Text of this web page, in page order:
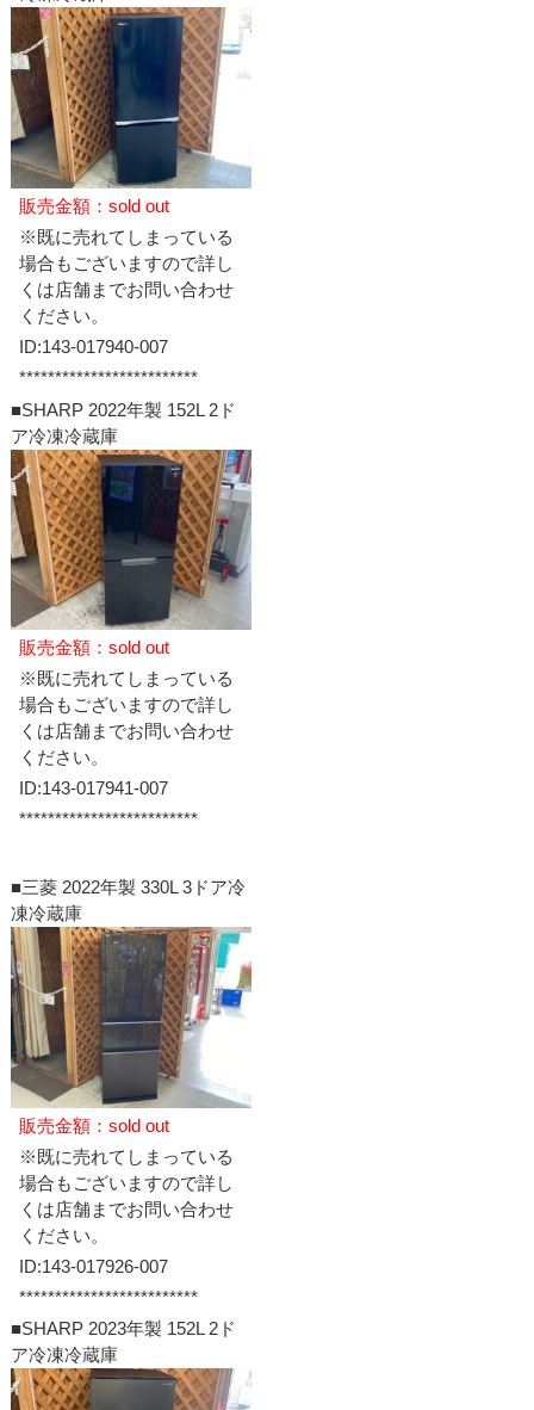
販売金額：sold out
※既に売れてしまっている
場合もございますので詳し
くは店舗までお問い合わせ
ください。
ID:143-017940-007
*************************
■SHARP 2022年製 152L 2ド
ア冷凍冷蔵庫
販売金額：sold out
※既に売れてしまっている
場合もございますので詳し
くは店舗までお問い合わせ
ください。
ID:143-017941-007
*************************
■三菱 2022年製 330L 3ドア冷
凍冷蔵庫
販売金額：sold out
※既に売れてしまっている
場合もございますので詳し
くは店舗までお問い合わせ
ください。
ID:143-017926-007
*************************
■SHARP 2023年製 152L 2ド
ア冷凍冷蔵庫